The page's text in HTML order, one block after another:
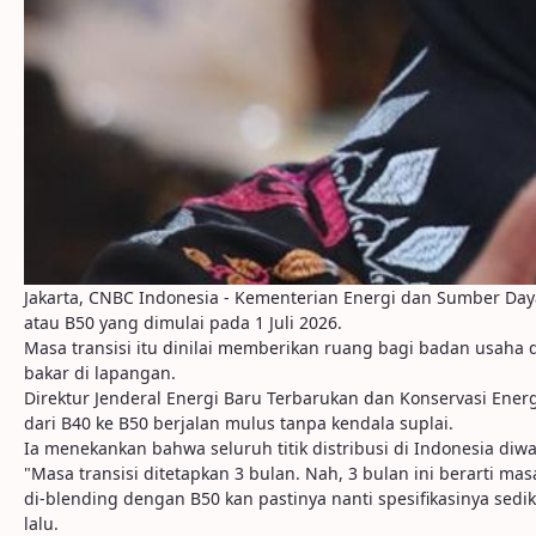
Jakarta, CNBC Indonesia - Kementerian Energi dan Sumber
atau B50 yang dimulai pada 1 Juli 2026.
Masa transisi itu dinilai memberikan ruang bagi badan usaha
bakar di lapangan.
Direktur Jenderal Energi Baru Terbarukan dan Konservasi
dari B40 ke B50 berjalan mulus tanpa kendala suplai.
Ia menekankan bahwa seluruh titik distribusi di Indonesia
"Masa transisi ditetapkan 3 bulan. Nah, 3 bulan ini berarti
di-blending dengan B50 kan pastinya nanti spesifikasinya
lalu.